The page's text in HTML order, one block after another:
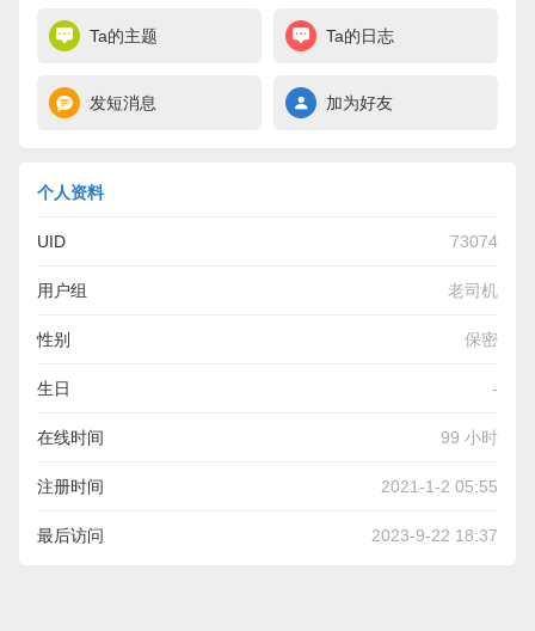
Ta的主题 Ta的日志
发短消息 加为好友
个人资料
UID 73074
用户组 老司机
性别 保密
生日 -
在线时间 99 小时
注册时间 2021-1-2 05:55
最后访问 2023-9-22 18:37